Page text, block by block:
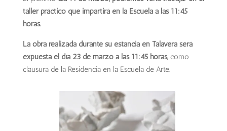
taller práctico que impartirá en la Escuela a las 11:45
horas.
La obra realizada durante su estancia en Talavera será
expuesta el día 23 de marzo a las 11:45 horas, como
clausura de la Residencia en la Escuela de Arte.